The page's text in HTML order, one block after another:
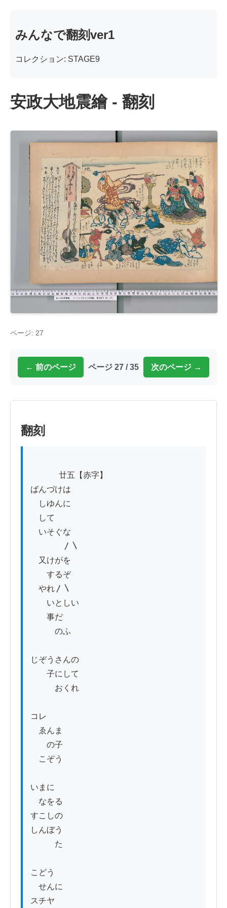
みんなで翻刻ver1
コレクション: STAGE9
安政大地震繪 - 翻刻
ページ: 27
← 前のページ ページ 27 / 35 次のページ →
翻刻
ばんづけは
しゆんに
して
いそぐな
〳〵
又けがを
するぞ
やれ〳〵
いとしい
事だ
のふ
じぞうさんの
子にして
おくれ
コレ
ゑんま
の子
こぞう
いまに
なをる
すこしの
しんぼう
た
こどう
せんに
スチヤ